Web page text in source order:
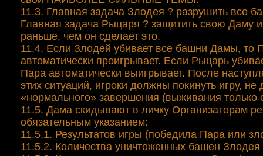
11.3. Главная задача Злодея ? разрушить все
Главная задача Рыцаря ? защитить свою Даму
раньше, чем он сделает это.
11.4. Если Злодей убивает все башни Дамы, то
автоматически проигрывает. Если Рыцарь
Пара автоматически выигрывает. После
этих ситуаций, игроки должны покинуть игру,
«нормального» завершения (выживания только
11.5. Дама скидывают в личку Организаторам
обязательным указанием:
11.5.1. Результатов игры (победила Пара или
11.5.2. Количества уничтоженных башен